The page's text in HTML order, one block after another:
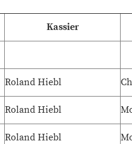
Kassier
Roland Hiebl
Roland Hiebl
Roland Hiebl